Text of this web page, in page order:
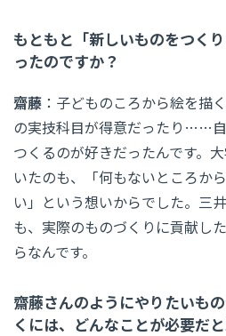
もともと「新しいものをつく
ったのですか？
齋藤 ：子どものころから絵を描
の実技科目が得意だったり……
つくるのが好きだったんです。
いたのも、「何もないところか
い」という想いからでした。三
も、実際のものづくりに貢献し
らなんです。
齋藤さんのようにやりたいも
くには、どんなことが必要だ